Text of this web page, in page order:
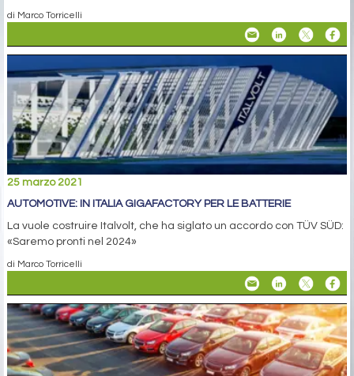
di Marco Torricelli
25 marzo 2021
AUTOMOTIVE: IN ITALIA GIGAFACTORY PER LE BATTERIE
La vuole costruire Italvolt, che ha siglato un accordo con TÜV SÜD:
«Saremo pronti nel 2024»
di Marco Torricelli